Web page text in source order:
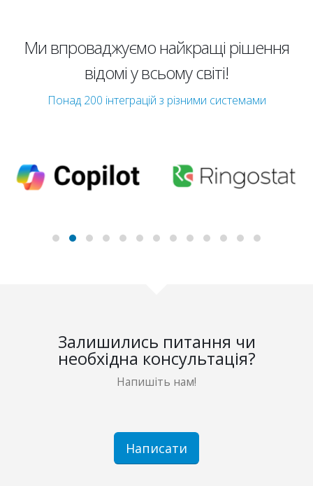
Ми впроваджуємо найкращі рішення
відомі у всьому світі!
Понад 200 інтеграцій з різними системами
Залишились питання чи
необхідна консультація?
Напишіть нам!
Написати